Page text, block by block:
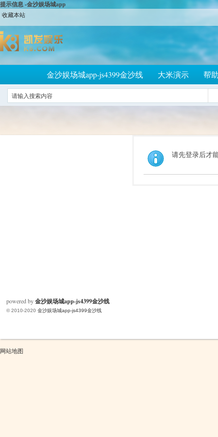
提示信息 -金沙娱场城app
收藏本站
金沙娱场城app-js4399金沙线 大米演示 帮
请先登录后才
powered by金沙娱场城app-js4399金沙线
© 2010-2020 金沙娱场城app-js4399金沙线
网站地图